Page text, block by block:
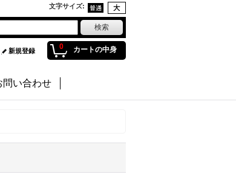
文字サイズ:
0 カートの中身
新規登録
問い合わせ